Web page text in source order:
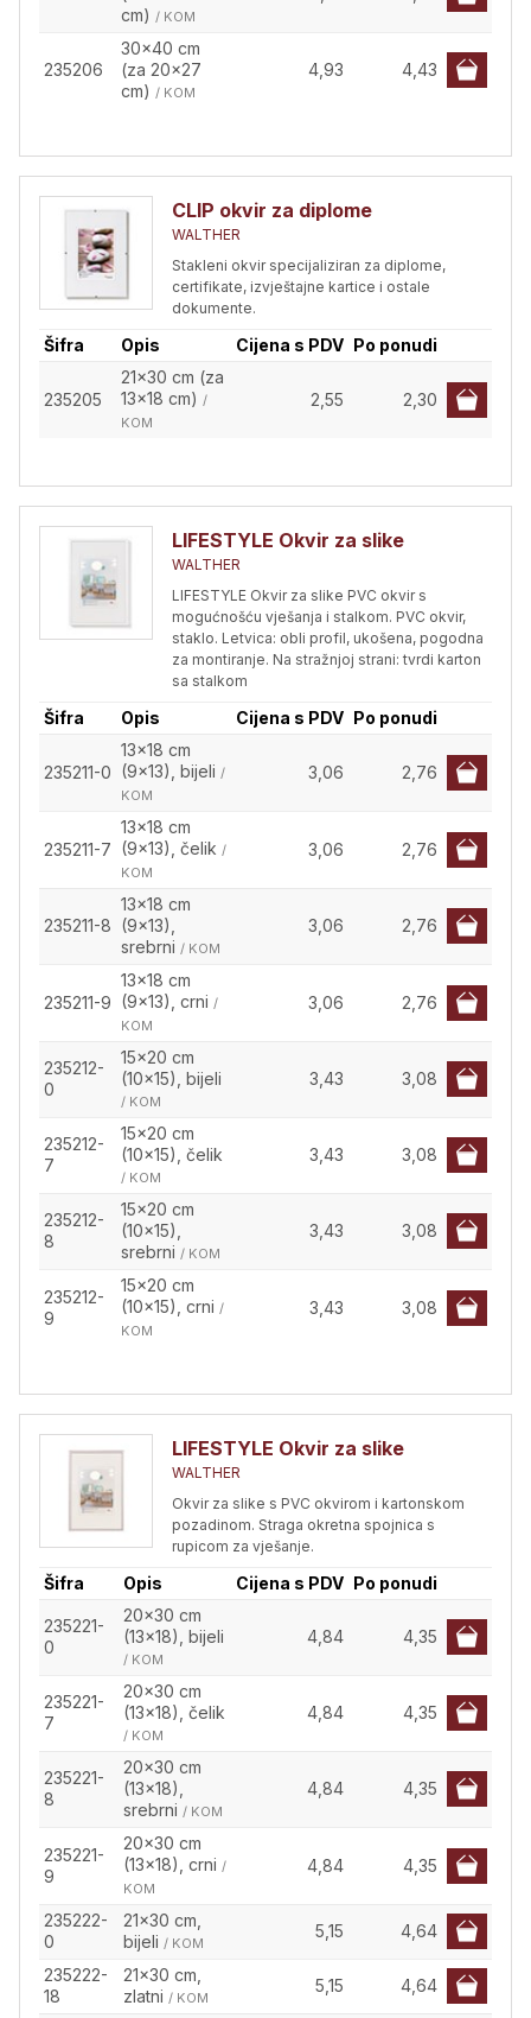
cm) / KOM
235206
30x40 cm
(za 20x27
cm) / KOM
4,93 4,43
CLIP okvir za diplome
WALTHER
Stakleni okvir specijaliziran za diplome,
certifikate, izvještajne kartice i ostale
dokumente.
Šifra Opis Cijena s PDV Po ponudi
235205
21x30 cm (za
13x18 cm) /
KOM
2,55 2,30
LIFESTYLE Okvir za slike
WALTHER
LIFESTYLE Okvir za slike PVC okvir s
mogućnošću vješanja i stalkom. PVC okvir,
staklo. Letvica: obli profil, ukošena, pogodna
za montiranje. Na stražnjoj strani: tvrdi karton
sa stalkom
Šifra Opis Cijena s PDV Po ponudi
235211-0
13x18 cm
(9x13), bijeli /
KOM
3,06 2,76
235211-7
13x18 cm
(9x13), čelik /
KOM
3,06 2,76
235211-8
13x18 cm
(9x13),
srebrni / KOM
3,06 2,76
235211-9
13x18 cm
(9x13), crni /
KOM
3,06 2,76
235212-
0
15x20 cm
(10x15), bijeli
/ KOM
3,43 3,08
235212-
7
15x20 cm
(10x15), čelik
/ KOM
3,43 3,08
235212-
8
15x20 cm
(10x15),
srebrni / KOM
3,43 3,08
235212-
9
15x20 cm
(10x15), crni /
KOM
3,43 3,08
LIFESTYLE Okvir za slike
WALTHER
Okvir za slike s PVC okvirom i kartonskom
pozadinom. Straga okretna spojnica s
rupicom za vješanje.
Šifra Opis Cijena s PDV Po ponudi
235221-
0
20x30 cm
(13x18), bijeli
/ KOM
4,84 4,35
235221-
7
20x30 cm
(13x18), čelik
/ KOM
4,84 4,35
235221-
8
20x30 cm
(13x18),
srebrni / KOM
4,84 4,35
235221-
9
20x30 cm
(13x18), crni /
KOM
4,84 4,35
235222-
0
21x30 cm,
bijeli / KOM
5,15 4,64
235222-
18
21x30 cm,
zlatni / KOM
5,15 4,64